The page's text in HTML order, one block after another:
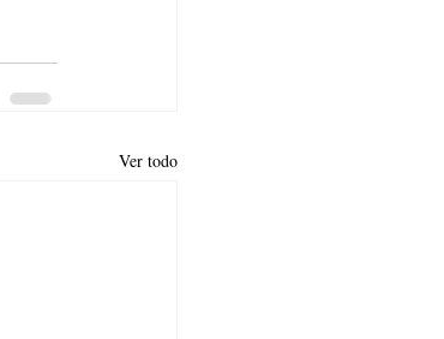
Ver todo